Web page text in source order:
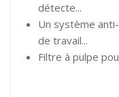
détecte...
Un système
de travail...
Filtre à pulpe